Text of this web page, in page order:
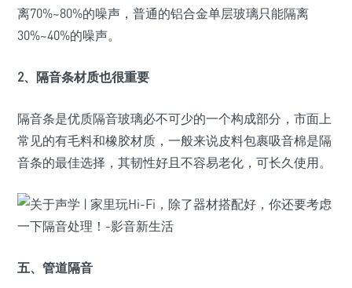
离70%~80%的噪声，普通的铝合金单层玻璃只能隔离
30%~40%的噪声。
2、隔音条材质也很重要
隔音条是优质隔音玻璃必不可少的一个构成部分，市面上
常见的有毛料和橡胶材质，一般来说皮料包裹吸音棉是隔
音条的最佳选择，其韧性好且不容易老化，可长久使用。
五、管道隔音